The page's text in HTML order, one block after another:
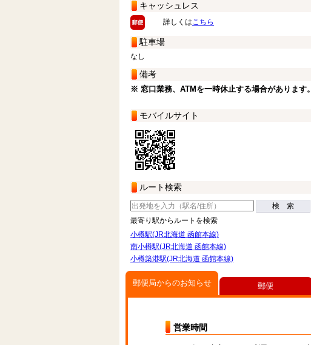
キャッシュレス
詳しくはこちら
駐車場
なし
備考
※ 窓口業務、ATMを一時休止する場合があります。
モバイルサイト
ルート検索
検 索
最寄り駅からルートを検索
小樽駅(JR北海道 函館本線)
南小樽駅(JR北海道 函館本線)
小樽築港駅(JR北海道 函館本線)
郵便局からのお知らせ
営業時間
郵便